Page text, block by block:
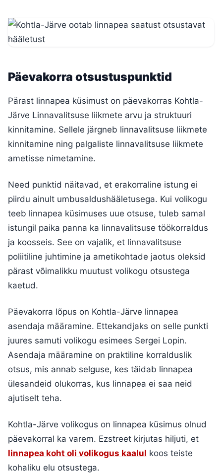
Päevakorra otsustuspunktid
Pärast linnapea küsimust on päevakorras Kohtla-
Järve Linnavalitsuse liikmete arvu ja struktuuri
kinnitamine. Sellele järgneb linnavalitsuse liikmete
kinnitamine ning palgaliste linnavalitsuse liikmete
ametisse nimetamine.
Need punktid näitavad, et erakorraline istung ei
piirdu ainult umbusaldushääletusega. Kui volikogu
teeb linnapea küsimuses uue otsuse, tuleb samal
istungil paika panna ka linnavalitsuse töökorraldus
ja koosseis. See on vajalik, et linnavalitsuse
poliitiline juhtimine ja ametikohtade jaotus oleksid
pärast võimalikku muutust volikogu otsustega
kaetud.
Päevakorra lõpus on Kohtla-Järve linnapea
asendaja määramine. Ettekandjaks on selle punkti
juures samuti volikogu esimees Sergei Lopin.
Asendaja määramine on praktiline korralduslik
otsus, mis annab selguse, kes täidab linnapea
ülesandeid olukorras, kus linnapea ei saa neid
ajutiselt teha.
Kohtla-Järve volikogus on linnapea küsimus olnud
päevakorral ka varem. Ezstreet kirjutas hiljuti, et
linnapea koht oli volikogus kaalul koos teiste
kohaliku elu otsustega.